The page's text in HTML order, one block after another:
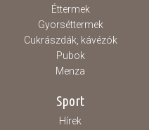
Éttermek
Gyorséttermek
Cukrászdák, kávézók
Pubok
Menza
Sport
Hírek